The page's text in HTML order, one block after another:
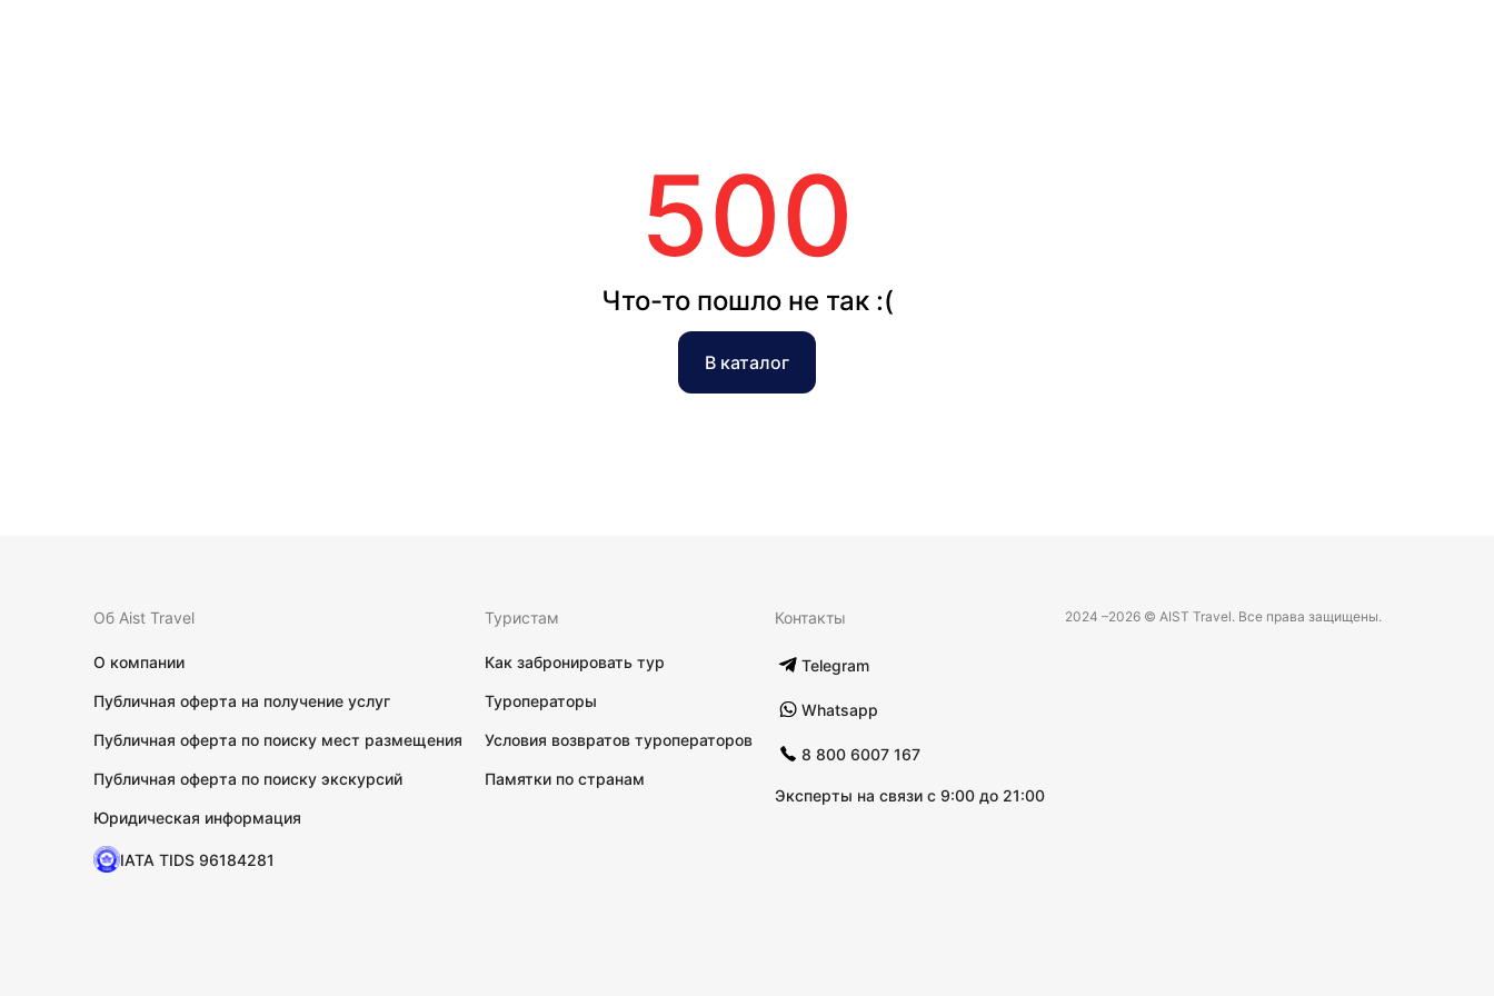
500
Что-то пошло не так :(
В каталог
Об Aist Travel
О компании
Публичная оферта на получение услуг
Публичная оферта по поиску мест размещения
Публичная оферта по поиску экскурсий
Юридическая информация
IATA TIDS 96184281
Туристам
Как забронировать тур
Туроператоры
Условия возвратов туроператоров
Памятки по странам
Контакты
Telegram
Whatsapp
8 800 6007 167
Эксперты на связи с 9:00 до 21:00
2024 –2026 © AIST Travel. Все права защищены.